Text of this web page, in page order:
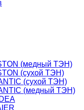
(медный ТЭН)
(сухой ТЭН)
(сухой ТЭН)
(медный ТЭН)